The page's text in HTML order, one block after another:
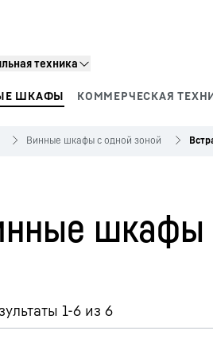
техника
ШКАФЫ КОММЕРЧЕСКАЯ
Винные шкафы с одной зоной
шкафы
1-6 из 6